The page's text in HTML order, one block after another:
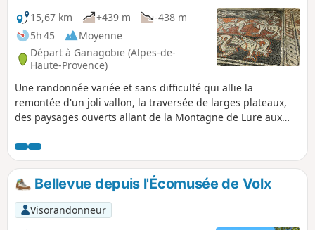
15,67 km
+439 m
-438 m
5h 45
Moyenne
Départ à Ganagobie (Alpes-de-
Haute-Provence)
Une randonnée variée et sans difficulté qui allie la
remontée d'un joli vallon, la traversée de larges plateaux,
des paysages ouverts allant de la Montagne de Lure aux
Ganagobie.
Bellevue depuis l'Écomusée de Volx
Visorandonneur